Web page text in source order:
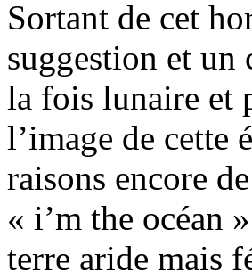
Sortant de cet
suggestion et un
la fois lunaire et
l’image de cette
raisons encore
« i’m the océan
terre aride mais